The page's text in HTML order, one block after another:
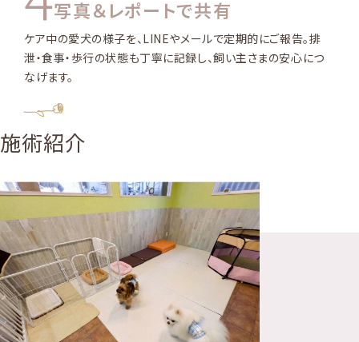
写真＆レポートで共有
ケア中の愛犬の様子を、LINEやメールで定期的にご報告。排
泄・食事・歩行の状態も丁寧に記録し、飼い主さまの安心につ
なげます。
施術紹介